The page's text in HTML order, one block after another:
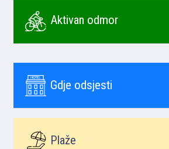
Aktivan odmor
Gdje odsjesti
Plaže